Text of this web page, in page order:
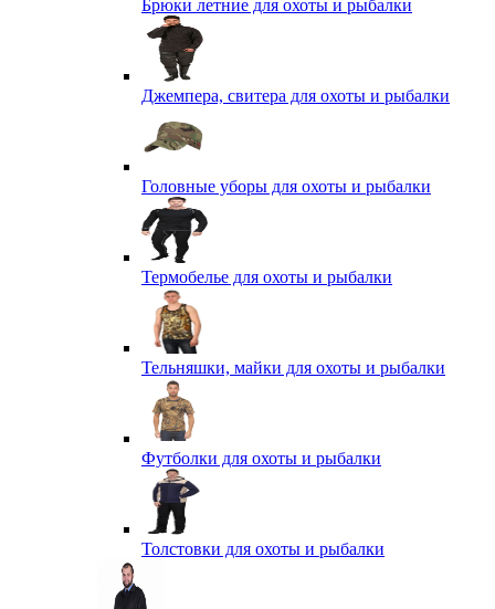
Брюки летние для охоты и рыбалки
Джемпера, свитера для охоты и рыбалки
Головные уборы для охоты и рыбалки
Термобелье для охоты и рыбалки
Тельняшки, майки для охоты и рыбалки
Футболки для охоты и рыбалки
Толстовки для охоты и рыбалки